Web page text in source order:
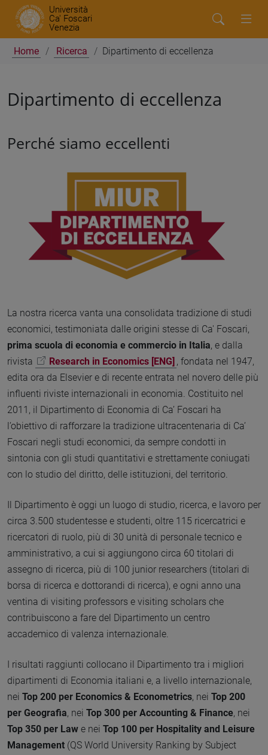
Università
Ca' Foscari
Venezia
Home Ricerca Dipartimento di eccellenza
Dipartimento di eccellenza
Perché siamo eccellenti
La nostra ricerca vanta una consolidata tradizione di studi
economici, testimoniata dalle origini stesse di Ca' Foscari,
prima scuola di economia e commercio in Italia, e dalla
rivista
Research in Economics [ENG] , fondata nel 1947,
edita ora da Elsevier e di recente entrata nel novero delle più
influenti riviste internazionali in economia. Costituito nel
2011, il Dipartimento di Economia di Ca’ Foscari ha
l’obiettivo di rafforzare la tradizione ultracentenaria di Ca’
Foscari negli studi economici, da sempre condotti in
sintonia con gli studi quantitativi e strettamente coniugati
con lo studio del diritto, delle istituzioni, del territorio.
Il Dipartimento è oggi un luogo di studio, ricerca, e lavoro per
circa 3.500 studentesse e studenti, oltre 115 ricercatrici e
ricercatori di ruolo, più di 30 unità di personale tecnico e
amministrativo, a cui si aggiungono circa 60 titolari di
assegno di ricerca, più di 100 junior researchers (titolari di
borsa di ricerca e dottorandi di ricerca), e ogni anno una
ventina di visiting professors e visiting scholars che
contribuiscono a fare del Dipartimento un centro
accademico di valenza internazionale.
I risultati raggiunti collocano il Dipartimento tra i migliori
dipartimenti di Economia italiani e, a livello internazionale,
nei Top 200 per Economics & Econometrics, nei Top 200
per Geografia, nei Top 300 per Accounting & Finance, nei
Top 350 per Law e nei Top 100 per Hospitality and Leisure
Management (QS World University Ranking by Subject